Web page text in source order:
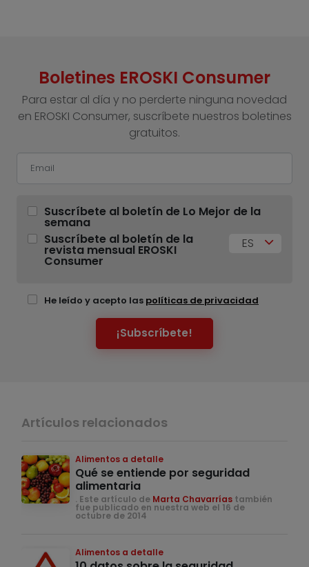
Boletines EROSKI Consumer
Para estar al día y no perderte ninguna novedad
en EROSKI Consumer, suscríbete nuestros boletines
gratuitos.
Suscríbete al boletín de Lo Mejor de la
semana
Suscríbete al boletín de la
revista mensual EROSKI
Consumer
ES
He leído y acepto las políticas de privacidad
¡Subscríbete!
Artículos relacionados
Alimentos a detalle
Qué se entiende por seguridad
alimentaria
. Este artículo de Marta Chavarrías también
fue publicado en nuestra web el 16 de
octubre de 2014
Alimentos a detalle